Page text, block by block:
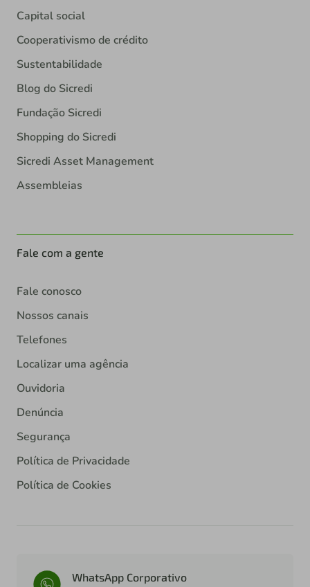
Capital social
Cooperativismo de crédito
Sustentabilidade
Blog do Sicredi
Fundação Sicredi
Shopping do Sicredi
Sicredi Asset Management
Assembleias
Fale com a gente
Fale conosco
Nossos canais
Telefones
Localizar uma agência
Ouvidoria
Denúncia
Segurança
Política de Privacidade
Política de Cookies
WhatsApp Corporativo